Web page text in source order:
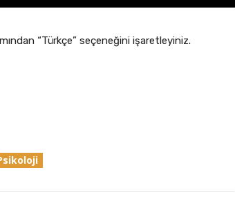
“Türkçe” seçeneğini işaretleyiniz.